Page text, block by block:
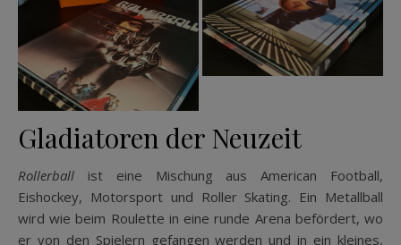
Gladiatoren der Neuzeit
Rollerball ist eine Mischung aus American Football,
Eishockey, Motorsport und Roller Skating. Ein Metallball
wird wie beim Roulette in eine runde Arena befördert, wo
er von den Spielern gefangen werden und in ein kleines,